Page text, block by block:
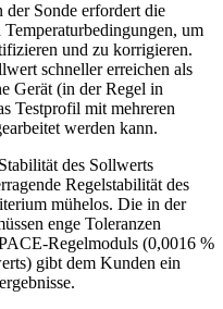
Sonde erfordert die
um
und zu korrigieren.
schneller erreichen als
Gerät (in der Regel in
Testprofil mit mehreren
werden kann.
des Sollwerts
Regelstabilität des
mühelos. Die in der
enge Toleranzen
Regelmoduls (0,0016 %
gibt dem Kunden ein